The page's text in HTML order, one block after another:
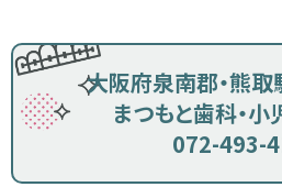
大阪府泉南郡・熊
まつもと歯科・
072-493-